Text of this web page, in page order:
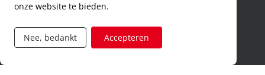
code of conduct
aanvraag rechten ivm privacy
onze website te bieden.
Nee, bedankt Accepteren